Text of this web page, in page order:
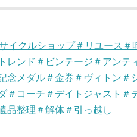
イクルショップ＃リユース＃
レンド＃ビンテージ＃アンテ
念メダル＃金券＃ヴィトン＃
＃コーチ＃デイトジャスト＃
品整理＃解体＃引っ越し